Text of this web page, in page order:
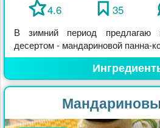
4.6 35
В зимний период предлагаю
десертом - мандариновой панна-